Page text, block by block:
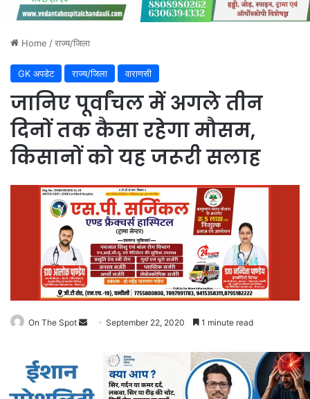
Home /राज्य/जिला
GK अपडेट राज्य/जिला वाराणसी
जानिए पूर्वांचल में अगले तीन
दिनों तक कैसा रहेगा मौसम,
किसानों को यह जरूरी सलाह
On The Spot
Send September 22, 2020 1 minute read